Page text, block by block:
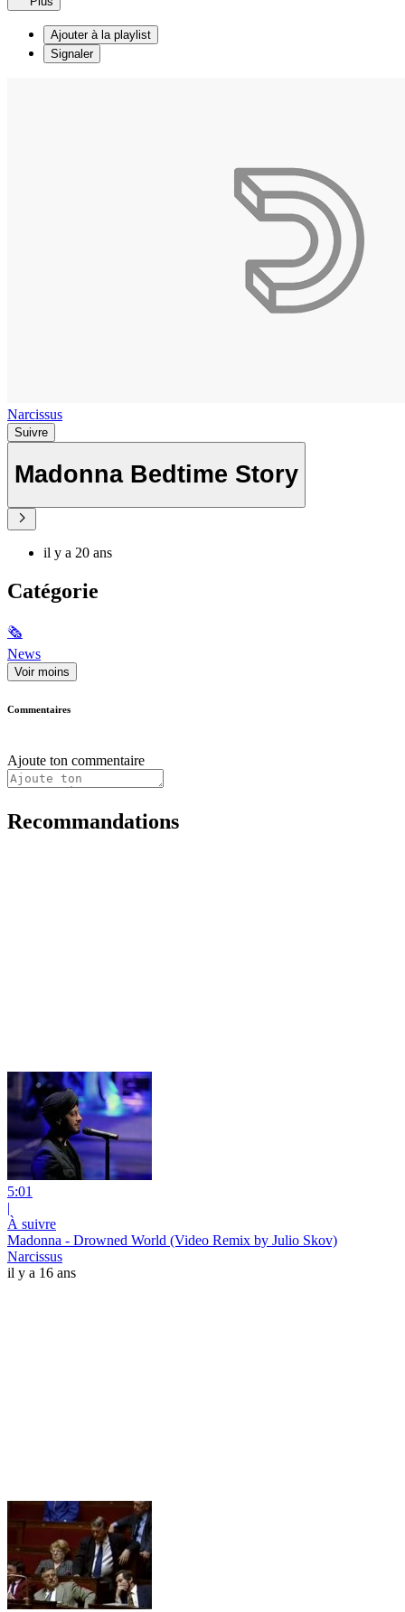
Ajouter à la playlist
Signaler
Narcissus
Suivre
Madonna Bedtime Story
il y a 20 ans
Catégorie
🗞
News
Voir moins
Commentaires
Ajoute ton commentaire
Recommandations
5:01
|
À suivre
Madonna - Drowned World (Video Remix by Julio Skov)
Narcissus
il y a 16 ans